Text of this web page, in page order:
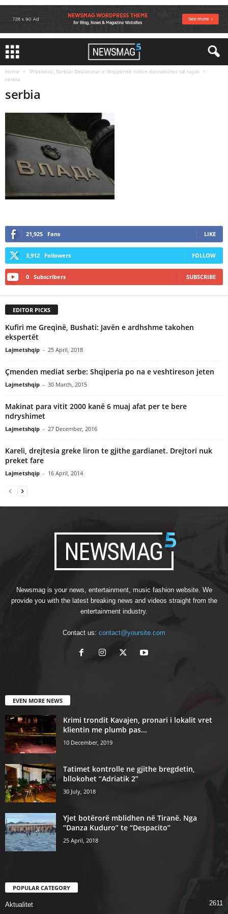
Home
‘Presheva’, Serbia: Deklaratat e Shqipërisë nxisin destabilitet në rajon
serbia
serbia
21,925 Fans LIKE
3,912 Followers FOLLOW
0 Subscribers SUBSCRIBE
EDITOR PICKS
Kufiri me Greqinë, Bushati: Javën e ardhshme takohen
ekspertët
Lajmetshqip - 25 April, 2018
Çmenden mediat serbe: Shqiperia po na e veshtireson jeten
Lajmetshqip - 30 March, 2015
Makinat para vitit 2000 kanë 6 muaj afat per te bere
ndryshimet
Lajmetshqip - 27 December, 2016
Kareli, drejtesia greke liron te gjithe gardianet. Drejtori nuk
preket fare
Lajmetshqip - 16 April, 2014
Newsmag is your news, entertainment, music fashion website. We
provide you with the latest breaking news and videos straight from the
entertainment industry.
Contact us: contact@yoursite.com
EVEN MORE NEWS
Krimi trondit Kavajen, pronari i lokalit vret
klientin me plumb pas...
10 December, 2019
Tatimet kontrolle ne gjithe bregdetin,
bllokohet “Adriatik 2”
30 July, 2018
Yjet botërorë mblidhen në Tiranë. Nga
“Danza Kuduro” te “Despacito”
25 April, 2018
POPULAR CATEGORY
Aktualitet 2611